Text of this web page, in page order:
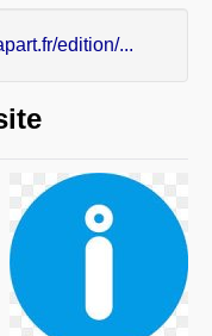
edition/...